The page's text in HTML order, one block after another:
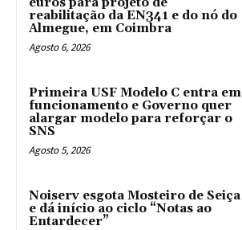
euros para projeto de
reabilitação da EN341 e do nó do
Almegue, em Coimbra
Agosto 6, 2026
Primeira USF Modelo C entra em
funcionamento e Governo quer
alargar modelo para reforçar o
SNS
Agosto 5, 2026
Noiserv esgota Mosteiro de Seiça
e dá início ao ciclo “Notas ao
Entardecer”